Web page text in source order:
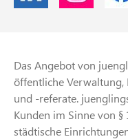
Das Angebot von
öffentliche Verwaltung,
und -referate.
Kunden im Sinne von §
städtische